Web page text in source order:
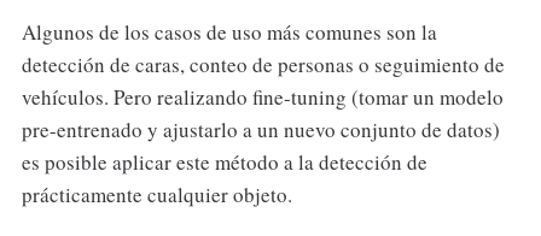
Algunos de los casos de uso más comunes son la
detección de caras, conteo de personas o seguimiento de
vehículos. Pero realizando fine-tuning (tomar un modelo
pre-entrenado y ajustarlo a un nuevo conjunto de datos)
es posible aplicar este método a la detección de
prácticamente cualquier objeto.